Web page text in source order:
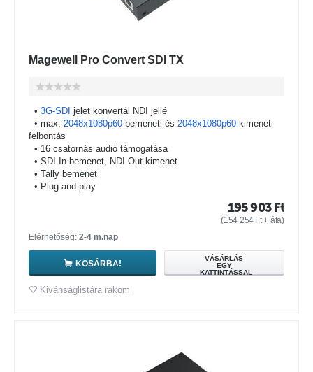
Magewell Pro Convert SDI TX
• 3G-SDI jelet konvertál NDI jellé
• max. 2048x1080p60 bemeneti és 2048x1080p60 kimeneti
felbontás
• 16 csatornás audió támogatása
• SDI In bemenet, NDI Out kimenet
• Tally bemenet
• Plug-and-play
195 903 Ft
(154 254 Ft+ áfa)
Elérhetőség: 2-4 m.nap
KOSÁRBA!
VÁSÁRLÁS
EGY
KATTINTÁSSAL
Kivánságlistára rakom